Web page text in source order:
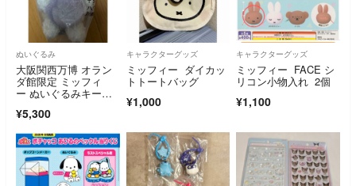
ぬいぐるみ
大阪関西万博 オラン
ダ館限定 ミッフィ
ー ぬいぐるみキーホ
¥5,300
キャラクターグッズ
ミッフィー ダイカッ
トトートバッグ
¥1,000
キャラクターグッズ
ミッフィー FACE シ
リコン小物入れ 2個
¥1,100